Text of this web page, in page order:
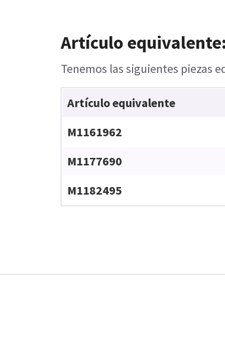
Artículo
Tenemos las siguientes piezas
Artículo equivalente
M1161962
M1177690
M1182495